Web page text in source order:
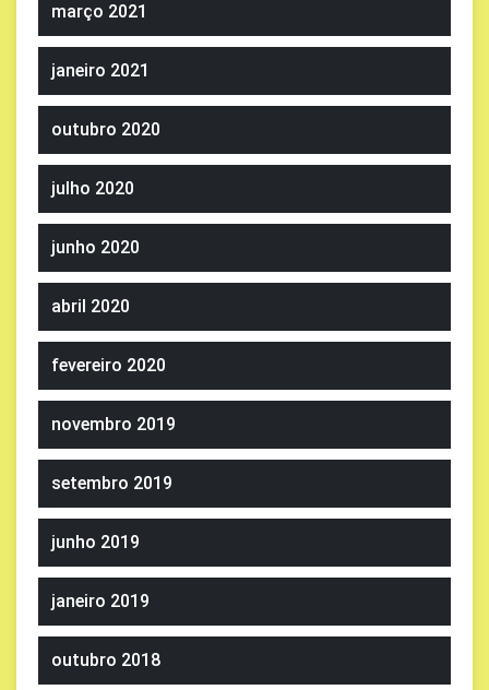
março 2021
janeiro 2021
outubro 2020
julho 2020
junho 2020
abril 2020
fevereiro 2020
novembro 2019
setembro 2019
junho 2019
janeiro 2019
outubro 2018